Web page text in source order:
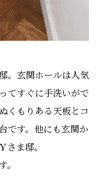
。玄関ホールは人気
てすぐに手洗いがで
くもりある天板とコ
です。他にも玄関か
ま邸。